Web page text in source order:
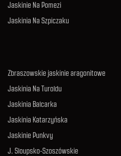
Jaskinie Na Pomezi
Jaskinia Na Szpiczaku
Zbraszowskie jaskinie aragonitowe
Jaskinia Na Turoldu
Jaskinia Balcarka
Jaskinia Katarzyńska
Jaskinie Punkvy
J. Sloupsko-Szoszówskie